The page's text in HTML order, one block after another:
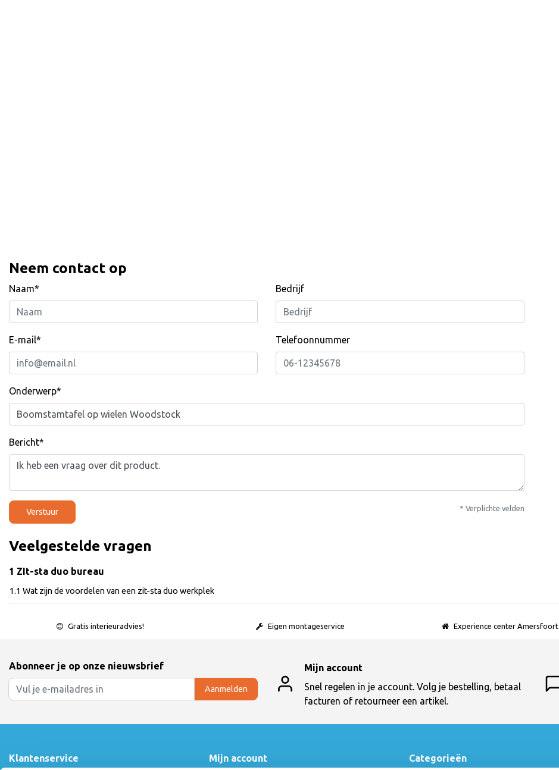
Neem contact op
Naam* Bedrijf
E-mail* Telefoonnummer
Onderwerp*
Bericht*
Verstuur * Verplichte velden
Veelgestelde vragen
1 ZIt-sta duo bureau
1.1 Wat zijn de voordelen van een zit-sta duo werkplek
Gratis interieuradvies! Eigen montageservice Experience center Amersfoort
Abonneer je op onze nieuwsbrief
Aanmelden
Mijn account
Snel regelen in je account. Volg je bestelling, betaal
facturen of retourneer een artikel.
Klantenservice Mijn account Categorieën